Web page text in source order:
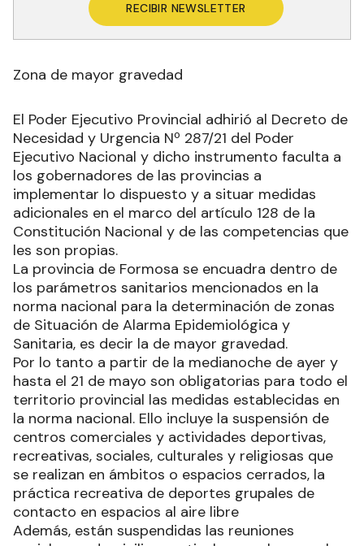
RECIBIR NEWSLETTER
Zona de mayor gravedad
El Poder Ejecutivo Provincial adhirió al Decreto de
Necesidad y Urgencia Nº 287/21 del Poder
Ejecutivo Nacional y dicho instrumento faculta a
los gobernadores de las provincias a
implementar lo dispuesto y a situar medidas
adicionales en el marco del artículo 128 de la
Constitución Nacional y de las competencias que
les son propias.
La provincia de Formosa se encuadra dentro de
los parámetros sanitarios mencionados en la
norma nacional para la determinación de zonas
de Situación de Alarma Epidemiológica y
Sanitaria, es decir la de mayor gravedad.
Por lo tanto a partir de la medianoche de ayer y
hasta el 21 de mayo son obligatorias para todo el
territorio provincial las medidas establecidas en
la norma nacional. Ello incluye la suspensión de
centros comerciales y actividades deportivas,
recreativas, sociales, culturales y religiosas que
se realizan en ámbitos o espacios cerrados, la
práctica recreativa de deportes grupales de
contacto en espacios al aire libre
Además, están suspendidas las reuniones